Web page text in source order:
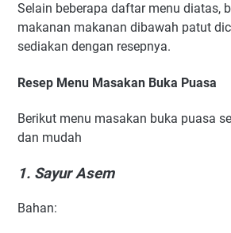
Selain beberapa daftar menu diatas,
makanan makanan dibawah patut
sediakan dengan resepnya.
Resep Menu Masakan Buka Puasa
Berikut menu masakan buka puasa
dan mudah
1. Sayur Asem
Bahan: